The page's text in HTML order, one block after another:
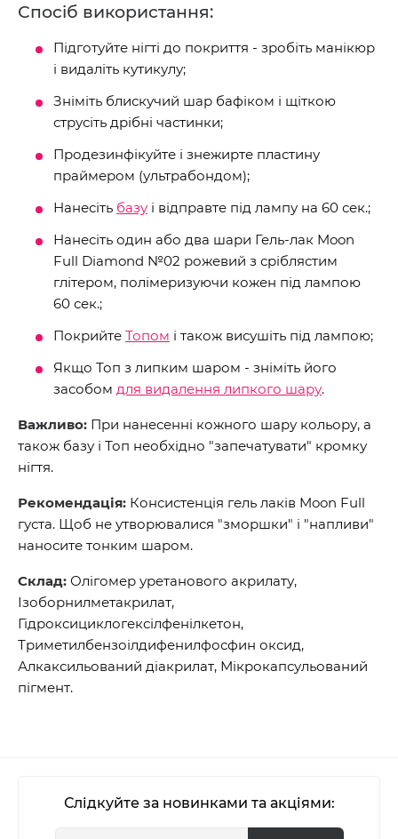
Спосіб використання:
Підготуйте нігті до покриття - зробіть манікюр
і видаліть кутикулу;
Зніміть блискучий шар бафіком і щіткою
струсіть дрібні частинки;
Продезинфікуйте і знежирте пластину
праймером (ультрабондом);
Нанесіть базу і відправте під лампу на 60 сек.;
Нанесіть один або два шари Гель-лак Moon
Full Diamond №02 рожевий з сріблястим
глітером, полімеризуючи кожен під лампою
60 сек.;
Покрийте Топом і також висушіть під лампою;
Якщо Топ з липким шаром - зніміть його
засобом для видалення липкого шару.
Важливо: При нанесенні кожного шару кольору, а
також базу і Топ необхідно "запечатувати" кромку
нігтя.
Рекомендація: Консистенція гель лаків Moon Full
густа. Щоб не утворювалися "зморшки" і "напливи"
наносите тонким шаром.
Склад: Олігомер уретанового акрилату,
Ізоборнилметакрилат,
Гідроксициклогексілфенілкетон,
Триметилбензоілдифенилфосфин оксид,
Алкаксильований діакрилат, Мікрокапсульований
пігмент.
Слідкуйте за новинками та акціями: